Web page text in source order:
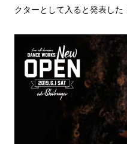
クターとして入ると発表した